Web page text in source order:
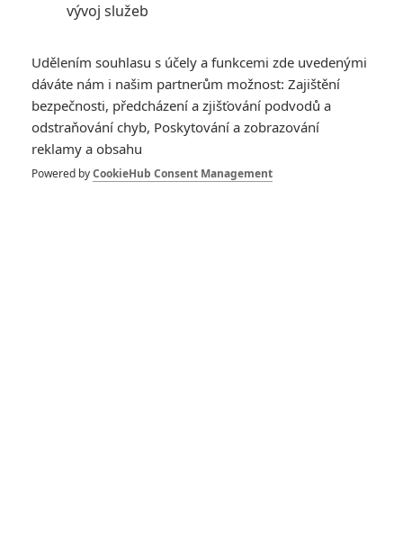
Liv Tyler
Herec
Sean Bean
Andy Serkis
vývoj služeb
Udělením souhlasu s účely a funkcemi zde uvedenými
dáváte nám i našim partnerům možnost: Zajištění
bezpečnosti, předcházení a zjišťování podvodů a
odstraňování chyb, Poskytování a zobrazování
reklamy a obsahu
Powered byCookieHub Consent Management